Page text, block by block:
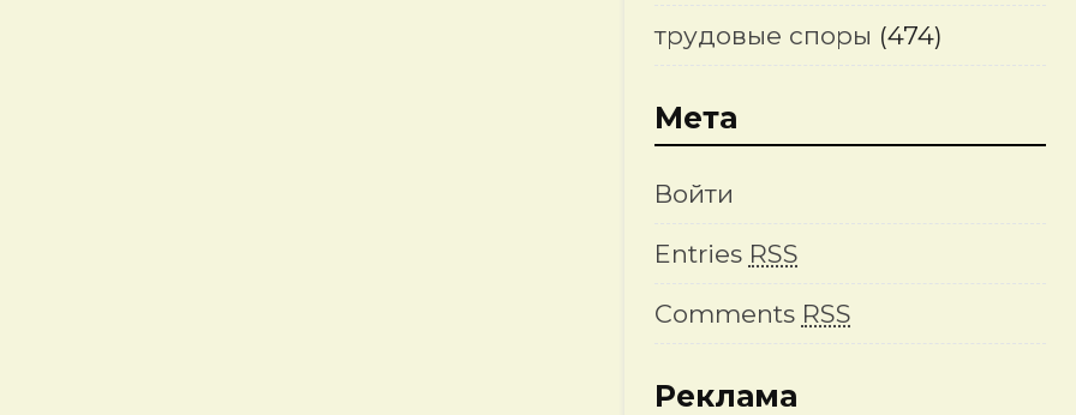
трудовые споры (474)
Мета
Войти
Entries RSS
Comments RSS
Реклама